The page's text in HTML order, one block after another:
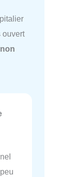
ouvert
non